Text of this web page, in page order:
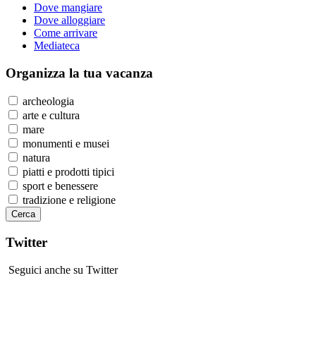
Dove mangiare
Dove alloggiare
Come arrivare
Mediateca
Organizza la tua vacanza
archeologia
arte e cultura
mare
monumenti e musei
natura
piatti e prodotti tipici
sport e benessere
tradizione e religione
Twitter
Seguici anche su Twitter